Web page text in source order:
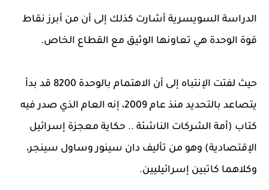
الدراسة السويسرية أشارت كذلك إلى أن من أبرز نقاط
قوة الوحدة هي تعاونها الوثيق مع القطاع الخاص.
حيث لفتت الإنتباه إلى أن الاهتمام بالوحدة 8200 قد بدأ
يتصاعد بالتحديد منذ عام 2009، إنه العام الذي صدر فيه
كتاب (أمة الشركات الناشئة .. حكاية معجزة إسرائيل
الإقتصادية) وهو من تأليف دان سينور وساول سينجر،
وكلاهما كاتبين إسرائيليين.